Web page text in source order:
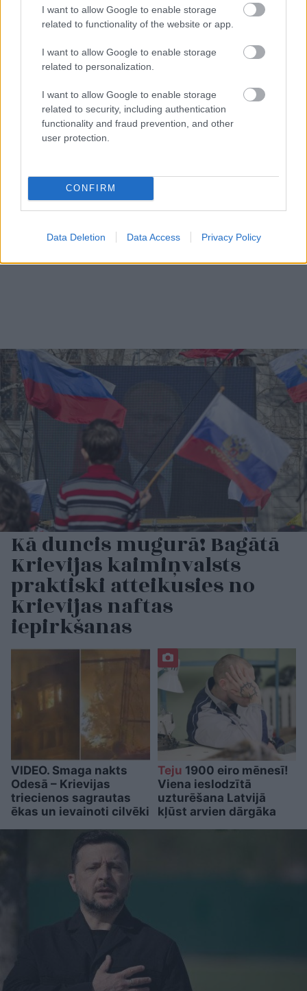
I want to allow Google to enable storage
related to functionality of the website or app.
I want to allow Google to enable storage
related to personalization.
I want to allow Google to enable storage
related to security, including authentication
functionality and fraud prevention, and other
user protection.
CONFIRM
Data Deletion Data Access Privacy Policy
kārtībā
valsts drošībai
Kā duncis mugurā! Bagātā
Krievijas kaimiņvalsts
praktiski atteikusies no
Krievijas naftas
iepirkšanas
VIDEO. Smaga nakts
Odesā – Krievijas
triecienos sagrautas
ēkas un ievainoti cilvēki
Teju 1900 eiro mēnesī!
Viena ieslodzītā
uzturēšana Latvijā
kļūst arvien dārgāka